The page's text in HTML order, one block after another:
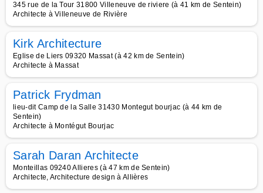
345 rue de la Tour 31800 Villeneuve de riviere (à 41 km de Sentein)
Architecte à Villeneuve de Rivière
Kirk Architecture
Eglise de Liers 09320 Massat (à 42 km de Sentein)
Architecte à Massat
Patrick Frydman
lieu-dit Camp de la Salle 31430 Montegut bourjac (à 44 km de
Sentein)
Architecte à Montégut Bourjac
Sarah Daran Architecte
Monteillas 09240 Allieres (à 47 km de Sentein)
Architecte, Architecture design à Allières